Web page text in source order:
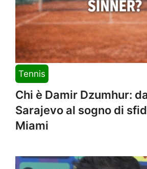
Tennis
Chi è Damir Dzumhur:
Sarajevo al sogno di
Miami